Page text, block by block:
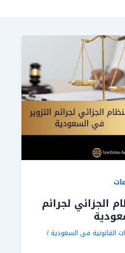
الجزائي لجرائم
القانونية في السعودية /